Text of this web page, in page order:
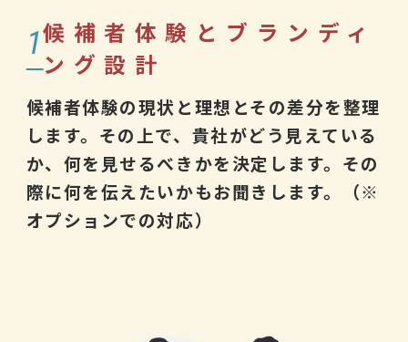
1候補者体験とブランディ
ング設計
候補者体験の現状と理想とその差分を整理
します。その上で、貴社がどう見えている
か、何を見せるべきかを決定します。その
際に何を伝えたいかもお聞きします。（※
オプションでの対応）